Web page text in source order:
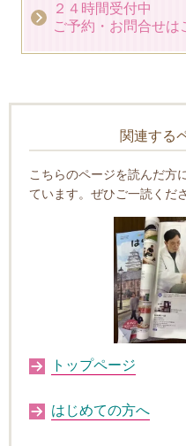
２４時間受付中
ご予約・お問合せは
関連する
こちらのページを読んだ方
ています。ぜひご一読くだ
トップページ
はじめての方へ